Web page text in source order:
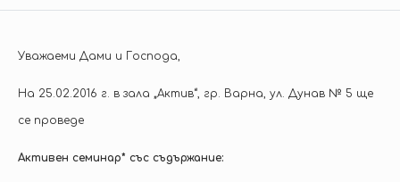
Уважаеми Дами и Господа,
На 25.02.2016 г. в зала „Актив“, гр. Варна, ул. Дунав № 5 ще
се проведе
Активен семинар* със съдържание: